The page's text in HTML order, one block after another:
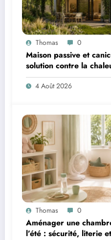
Thomas 0
Maison passive et
solution contre la
4 Août 2026
Thomas 0
Aménager une
l’été : sécurité, literie